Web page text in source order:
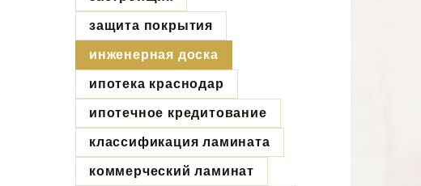
защита покрытия
инженерная доска
ипотека краснодар
ипотечное кредитование
классификация ламината
коммерческий ламинат